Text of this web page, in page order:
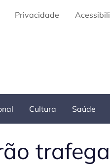
Privacidade
Cultura Saúde